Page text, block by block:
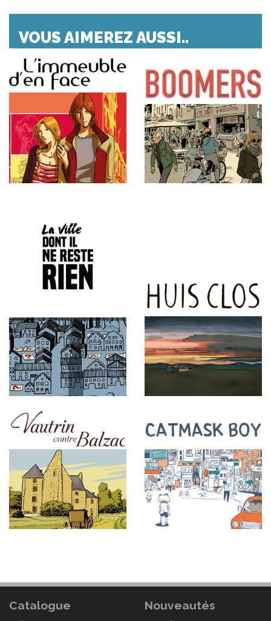
VOUS AIMEREZ AUSSI..
Catalogue Nouveautés